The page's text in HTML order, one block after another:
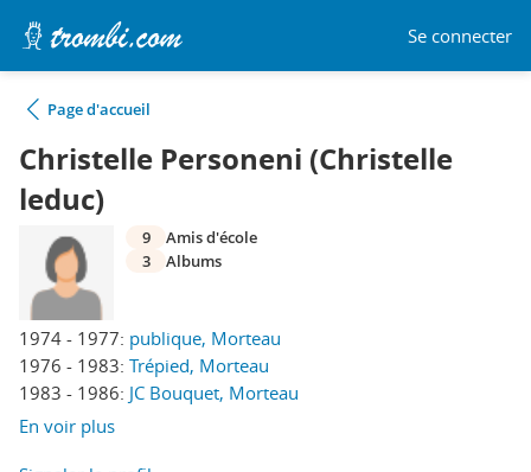
Se connecter
Page d'accueil
Christelle Personeni (Christelle
leduc)
1974 - 1977: publique, Morteau
1976 - 1983: Trépied, Morteau
1983 - 1986: JC Bouquet, Morteau
En voir plus
9
Amis d'école
3
Albums